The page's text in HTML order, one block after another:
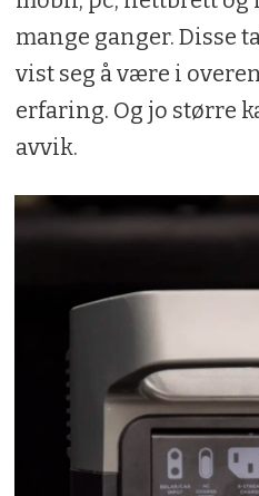
mange ganger. Disse
vist seg å være i
erfaring. Og jo større
avvik.